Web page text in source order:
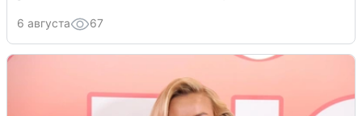
6 августа 67